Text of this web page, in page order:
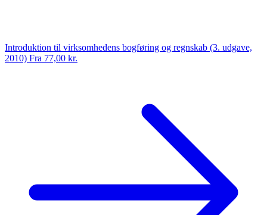
Introduktion til virksomhedens bogføring og regnskab (3. udgave,
2010) Fra 77,00 kr.